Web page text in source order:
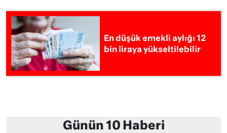
En düşük emekli aylığı 12
bin liraya yükseltilebilir
Günün 10 Haberi